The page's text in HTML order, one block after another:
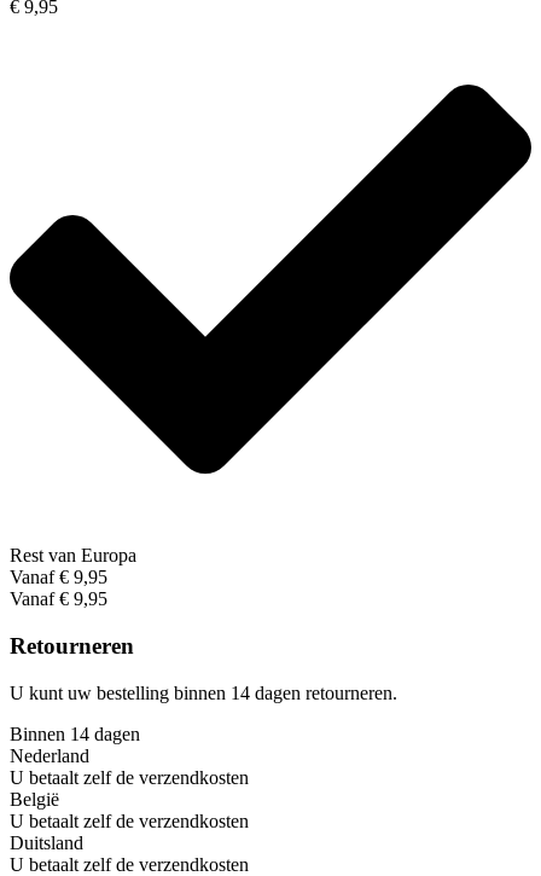
€ 9,95
Rest van Europa
Vanaf € 9,95
Vanaf € 9,95
Retourneren
U kunt uw bestelling binnen 14 dagen retourneren.
Binnen 14 dagen
Nederland
U betaalt zelf de verzendkosten
België
U betaalt zelf de verzendkosten
Duitsland
U betaalt zelf de verzendkosten